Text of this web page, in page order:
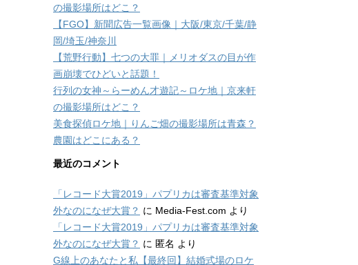
の撮影場所はどこ？
【FGO】新聞広告一覧画像｜大阪/東京/千葉/静
岡/埼玉/神奈川
【荒野行動】七つの大罪｜メリオダスの目が作
画崩壊でひどいと話題！
行列の女神～らーめん才遊記～ロケ地｜京来軒
の撮影場所はどこ？
美食探偵ロケ地｜りんご畑の撮影場所は青森？
農園はどこにある？
最近のコメント
「レコード大賞2019」パプリカは審査基準対象
外なのになぜ大賞？ に Media-Fest.com より
「レコード大賞2019」パプリカは審査基準対象
外なのになぜ大賞？ に 匿名 より
G線上のあなたと私【最終回】結婚式場のロケ